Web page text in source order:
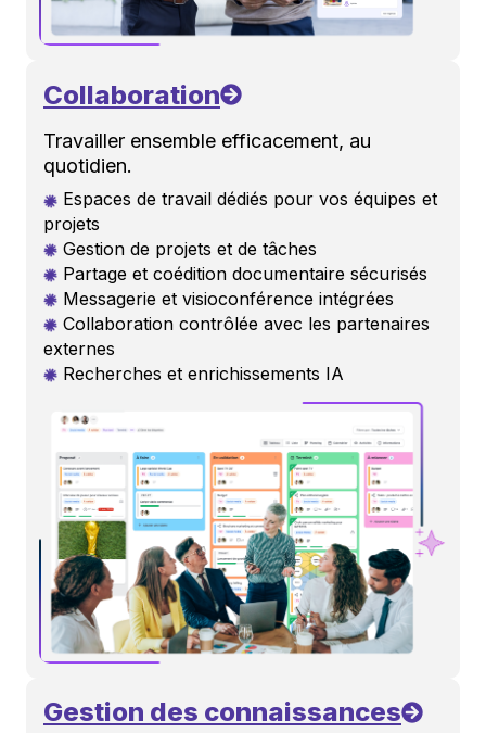
Collaboration
Travailler ensemble efficacement, au
quotidien.
Espaces de travail dédiés pour vos équipes et
projets
Gestion de projets et de tâches
Partage et coédition documentaire sécurisés
Messagerie et visioconférence intégrées
Collaboration contrôlée avec les partenaires
externes
Recherches et enrichissements IA
Gestion des connaissances